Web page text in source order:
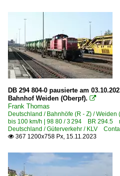
DB 294 804-0 pausierte am
Bahnhof Weiden (Oberpf). 
Frank Thomas
Deutschland / Bahnhöfe (R - Z) / Weiden
bis 100 km/h | 98 80 / 3 294 BR 294.5
Deutschland / Güterverkehr / KLV
 367 1200x758 Px, 15.11.2023